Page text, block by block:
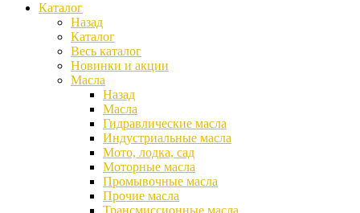
Каталог
Назад
Каталог
Весь каталог
Новинки и акции
Масла
Назад
Масла
Гидравлические масла
Индустриальные масла
Мото, лодка, сад
Моторные масла
Промывочные масла
Прочие масла
Трансмиссионные масла